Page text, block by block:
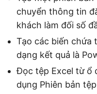
chuyển thông tin
khách làm đối số
Tạo các biến chứa
dạng kết quả là
Đọc tệp Excel từ ổ
dụng Phiên bản